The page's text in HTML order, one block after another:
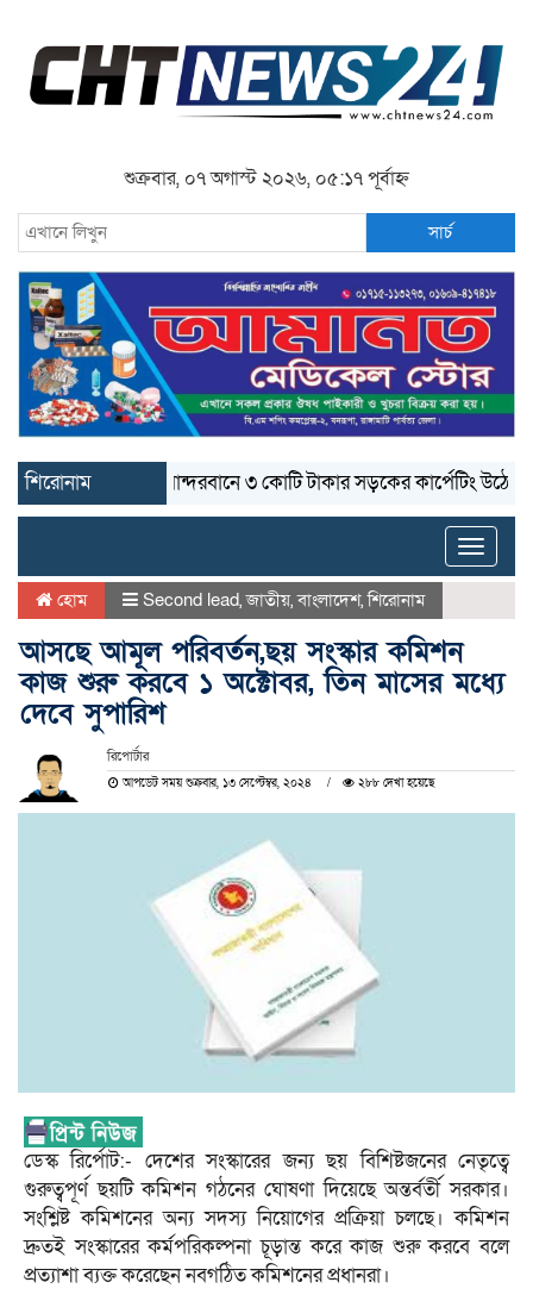
শুক্রবার, ০৭ অগাস্ট ২০২৬, ০৫:১৭ পূর্বাহ্ন
সার্চ
শিরোনাম বান্দরবানে ৩ কোটি টাকার সড়কের কার্পেটিং উঠে যাচ্ছে
Toggle
হোম Second lead,জাতীয়,বাংলাদেশ,শিরোনাম
আসছে আমূল পরিবর্তন,ছয় সংস্কার কমিশন
কাজ শুরু করবে ১ অক্টোবর, তিন মাসের মধ্যে
দেবে সুপারিশ
রিপোর্টার
আপডেট সময় শুক্রবার, ১৩ সেপ্টেম্বর, ২০২৪ ২৮৮ দেখা হয়েছে
ডেস্ক রির্পোট:- দেশের সংস্কারের জন্য ছয় বিশিষ্টজনের নেতৃত্বে
গুরুত্বপূর্ণ ছয়টি কমিশন গঠনের ঘোষণা দিয়েছে অন্তর্বর্তী সরকার।
সংশ্লিষ্ট কমিশনের অন্য সদস্য নিয়োগের প্রক্রিয়া চলছে। কমিশন
দ্রুতই সংস্কারের কর্মপরিকল্পনা চূড়ান্ত করে কাজ শুরু করবে বলে
প্রত্যাশা ব্যক্ত করেছেন নবগঠিত কমিশনের প্রধানরা।